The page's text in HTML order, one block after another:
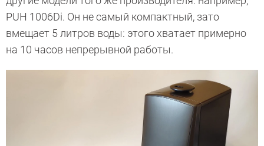
PUH 1006Di. Он не самый компактный, зато
вмещает 5 литров воды: этого хватает примерно
на 10 часов непрерывной работы.